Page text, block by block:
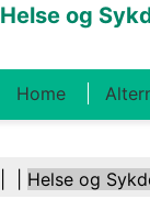
Helse og
Home
Kosthold Og
Helse og